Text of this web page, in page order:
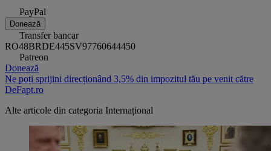
PayPal
Donează
Transfer bancar
RO48BRDE445SV97760644450
Patreon
Donează
Ne poți sprijini direcționând 3,5% din impozitul tău pe venit către
DeFapt.ro
Alte articole din categoria Internațional